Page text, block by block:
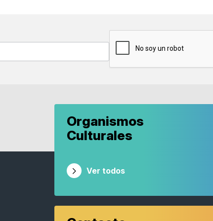
Organismos
Culturales
Ver todos